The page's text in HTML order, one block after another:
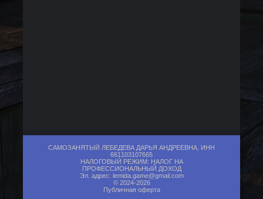
САМОЗАНЯТЫЙ ЛЕБЕДЕВА ДАРЬЯ АНДРЕЕВНА, ИНН
661103107665
НАЛОГОВЫЙ РЕЖИМ: НАЛОГ НА
ПРОФЕССИОНАЛЬНЫЙ ДОХОД
Эл. адрес: lemida.game@gmail.com
© 2024-2026
Публичная оферта